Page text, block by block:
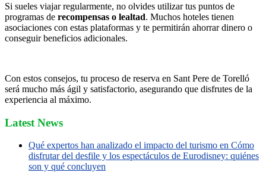
Si sueles viajar regularmente, no olvides utilizar tus puntos de
programas de recompensas o lealtad. Muchos hoteles tienen
asociaciones con estas plataformas y te permitirán ahorrar dinero o
conseguir beneficios adicionales.
Con estos consejos, tu proceso de reserva en Sant Pere de Torelló
será mucho más ágil y satisfactorio, asegurando que disfrutes de la
experiencia al máximo.
Latest News
Qué expertos han analizado el impacto del turismo en Cómo
disfrutar del desfile y los espectáculos de Eurodisney: quiénes
son y qué concluyen